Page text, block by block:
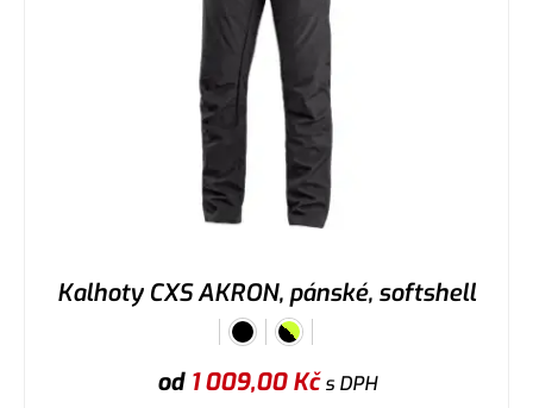
Kalhoty CXS AKRON, pánské, softshell
od 1 009,00Kčs DPH